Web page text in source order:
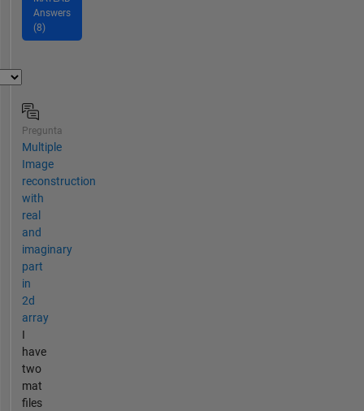
Answers
(8)
Pregunta
Multiple
Image
reconstruction
with
real
and
imaginary
part
in
2d
array
I
have
two
mat
files